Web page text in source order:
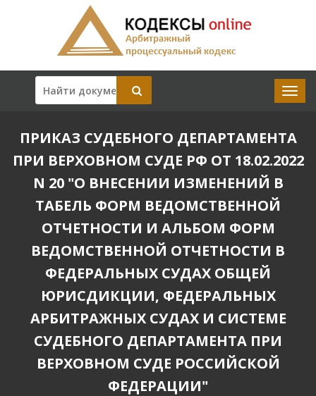
ПРИКАЗ СУДЕБНОГО ДЕПАРТАМЕНТА
ПРИ ВЕРХОВНОМ СУДЕ РФ ОТ 18.02.2022
N 20 "О ВНЕСЕНИИ ИЗМЕНЕНИЙ В
ТАБЕЛЬ ФОРМ ВЕДОМСТВЕННОЙ
ОТЧЕТНОСТИ И АЛЬБОМ ФОРМ
ВЕДОМСТВЕННОЙ ОТЧЕТНОСТИ В
ФЕДЕРАЛЬНЫХ СУДАХ ОБЩЕЙ
ЮРИСДИКЦИИ, ФЕДЕРАЛЬНЫХ
АРБИТРАЖНЫХ СУДАХ И СИСТЕМЕ
СУДЕБНОГО ДЕПАРТАМЕНТА ПРИ
ВЕРХОВНОМ СУДЕ РОССИЙСКОЙ
ФЕДЕРАЦИИ"